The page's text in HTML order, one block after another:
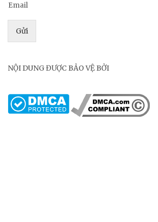
Email
Gửi
NỘI DUNG ĐƯỢC BẢO VỆ BỞI